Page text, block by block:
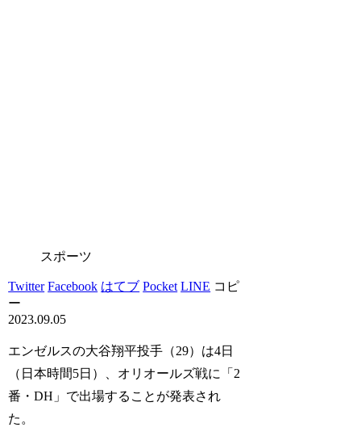
スポーツ
Twitter Facebook はてブ Pocket LINE コピ
ー
2023.09.05
エンゼルスの大谷翔平投手（29）は4日
（日本時間5日）、オリオールズ戦に「2
番・DH」で出場することが発表され
た。